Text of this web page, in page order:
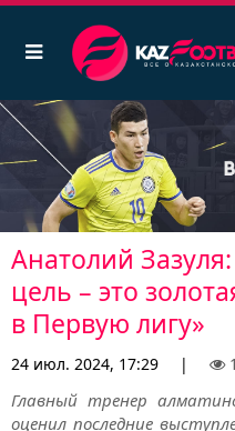
Анатолий
цель – это
в Первую лигу»
24 июл. 2024, 17:29 |
Главный тренер
оценил последние